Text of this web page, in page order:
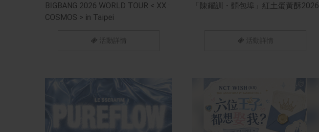
BIGBANG 2026 WORLD TOUR < XX :
COSMOS > in Taipei
活動詳情
「陳耀訓・麵包埠」紅土蛋黃酥2026
活動詳情